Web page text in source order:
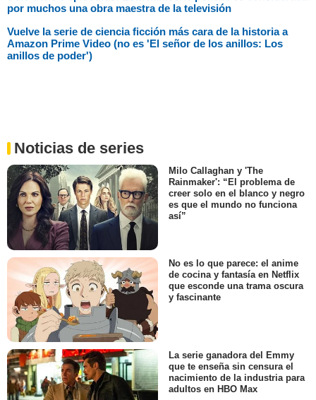
por muchos una obra maestra de la televisión
Vuelve la serie de ciencia ficción más cara de la historia a
Amazon Prime Video (no es 'El señor de los anillos: Los
anillos de poder')
Noticias de series
Milo Callaghan y 'The
Rainmaker': “El problema de
creer solo en el blanco y negro
es que el mundo no funciona
así”
No es lo que parece: el anime
de cocina y fantasía en Netflix
que esconde una trama oscura
y fascinante
La serie ganadora del Emmy
que te enseña sin censura el
nacimiento de la industria para
adultos en HBO Max